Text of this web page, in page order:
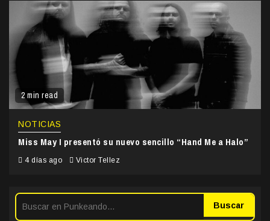
2 min read
NOTICIAS
Miss May I presentó su nuevo sencillo “Hand Me a Halo”
4 días ago Victor Tellez
Buscar